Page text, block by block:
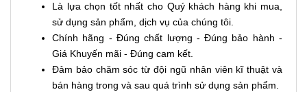
Là lựa chọn tốt nhất cho Quý khách hàng khi mua,
sử dụng sản phẩm, dịch vụ của chúng tôi.
Chính hãng - Đúng chất lượng - Đúng bảo hành -
Giá Khuyến mãi - Đúng cam kết.
Đảm bảo chăm sóc từ đội ngũ nhân viên kĩ thuật và
bán hàng trong và sau quá trình sử dụng sản phẩm.